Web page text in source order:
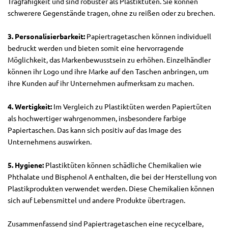
schwerere Gegenstände tragen, ohne zu reißen oder zu brechen.
3. Personalisierbarkeit: Papiertragetaschen können individuell
bedruckt werden und bieten somit eine hervorragende
Möglichkeit, das Markenbewusstsein zu erhöhen. Einzelhändler
können ihr Logo und ihre Marke auf den Taschen anbringen, um
ihre Kunden auf ihr Unternehmen aufmerksam zu machen.
4. Wertigkeit: Im Vergleich zu Plastiktüten werden Papiertüten
als hochwertiger wahrgenommen, insbesondere farbige
Papiertaschen. Das kann sich positiv auf das Image des
Unternehmens auswirken.
5. Hygiene: Plastiktüten können schädliche Chemikalien wie
Phthalate und Bisphenol A enthalten, die bei der Herstellung von
Plastikprodukten verwendet werden. Diese Chemikalien können
sich auf Lebensmittel und andere Produkte übertragen.
Zusammenfassend sind Papiertragetaschen eine recycelbare,